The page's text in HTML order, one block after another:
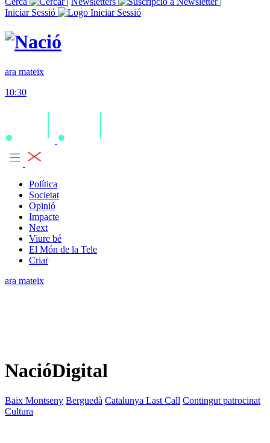
Iniciar Sessió
ara mateix
10:30
Política
Societat
Opinió
Impacte
Next
Viure bé
El Món de la Tele
Criar
ara mateix
NacióDigital
Baix Montseny Berguedà Catalunya Last Call Contingut patrocinat
Cultura